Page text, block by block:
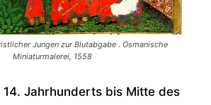
Jungen zur Blutabgabe . Osmanische
Miniaturmalerei, 1558
14. Jahrhunderts bis Mitte des